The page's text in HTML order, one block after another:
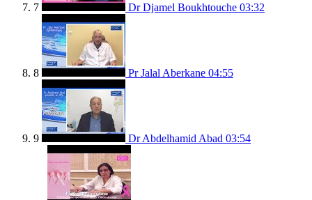
7 Dr Djamel Boukhtouche 03:32
8 Pr Jalal Aberkane 04:55
9 Dr Abdelhamid Abad 03:54